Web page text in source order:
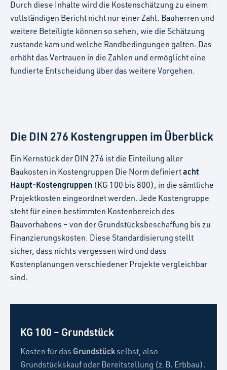
Durch diese Inhalte wird die Kostenschätzung zu einem
vollständigen Bericht nicht nur einer Zahl. Bauherren und
weitere Beteiligte können so sehen, wie die Schätzung
zustande kam und welche Randbedingungen galten. Das
erhöht das Vertrauen in die Zahlen und ermöglicht eine
fundierte Entscheidung über das weitere Vorgehen.
Die DIN 276 Kostengruppen im Überblick
Ein Kernstück der DIN 276 ist die Einteilung aller
Baukosten in Kostengruppen Die Norm definiertacht
Haupt-Kostengruppen (KG 100 bis 800), in die sämtliche
Projektkosten eingeordnet werden. Jede Kostengruppe
steht für einen bestimmten Kostenbereich des
Bauvorhabens – von der Grundstücksbeschaffung bis zu
Finanzierungskosten. Diese Standardisierung stellt
sicher, dass nichts vergessen wird und dass
Kostenplanungen verschiedener Projekte vergleichbar
sind.
KG 100 – Grundstück
Kosten für das Grundstückselbst, also
Grundstückskauf oder Bereitstellung (z.B. Erbbau).